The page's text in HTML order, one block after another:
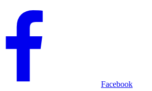
Facebook